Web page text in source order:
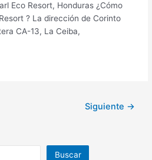
Eco Resort, Honduras ¿Cómo
? La dirección de Corinto
CA-13, La Ceiba,
Siguiente →
Buscar